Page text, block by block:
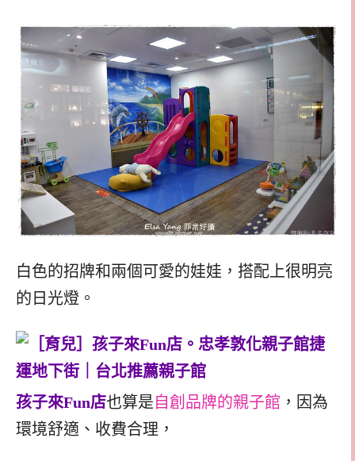
白色的招牌和兩個可愛的娃娃，搭配上很明亮
的日光燈。
孩子來Fun店也算是 自創品牌的親子館 ，因為
環境舒適、收費合理，